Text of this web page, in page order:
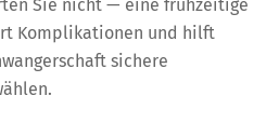
Sie nicht — eine frühzeitige
Komplikationen und hilft
sichere